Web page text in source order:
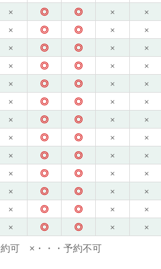
× ◎ ◎ ×
×
× ◎ ◎ ×
×
× ◎ ◎ ×
×
× ◎ ◎ ×
×
× ◎ ◎ ×
×
× ◎ ◎ ×
×
× ◎ ◎ ×
×
× ◎ ◎ ×
×
× ◎ ◎ ×
×
× ◎ ◎ ×
×
× ◎ ◎ ×
×
× ◎ ◎ ×
×
× ◎ ◎ × ×
可 ×・・・予約不可